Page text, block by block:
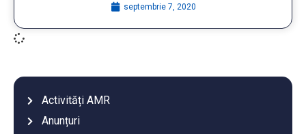
septembrie 7, 2020
Activități AMR
Anunțuri